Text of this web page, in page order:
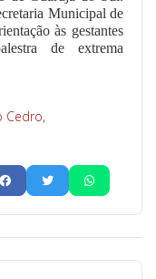
Municipal de
às gestantes
de extrema
Cedro